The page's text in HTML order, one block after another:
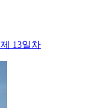
13일차